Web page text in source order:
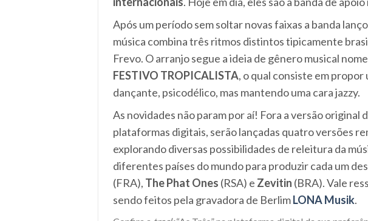
Após um período sem soltar novas faixas a banda
música combina três ritmos distintos tipicamente
Frevo. O arranjo segue a ideia de gênero musical
FESTIVO TROPICALISTA, o qual consiste em
dançante, psicodélico, mas mantendo uma cara jazzy.
As novidades não param por aí! Fora a versão original
plataformas digitais, serão lançadas quatro versões
explorando diversas possibilidades de releitura da
diferentes países do mundo para produzir cada um
(FRA), The Phat Ones (RSA) e Zevitin (BRA). Vale
sendo feitos pela gravadora de BerlimLONA Musik.